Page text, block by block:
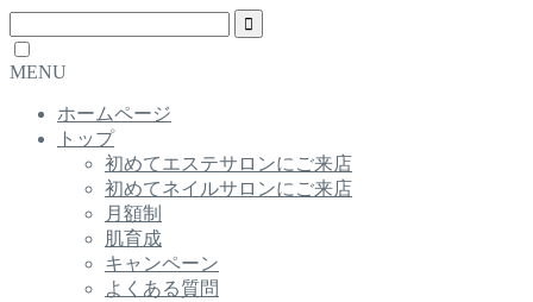
MENU
ホームページ
トップ
初めてエステサロンにご来店
初めてネイルサロンにご来店
月額制
肌育成
キャンペーン
よくある質問